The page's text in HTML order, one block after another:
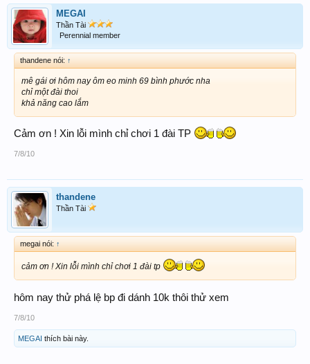
MEGAI
Thần Tài
Perennial member
thandene nói: ↑
mê gái ơi hôm nay ôm eo minh 69 bình phước nha
chỉ một đài thoi
khả năng cao lắm
Cảm ơn ! Xin lỗi mình chỉ chơi 1 đài TP
7/8/10
thandene
Thần Tài
megai nói: ↑
cảm ơn ! Xin lỗi mình chỉ chơi 1 đài tp
hôm nay thử phá lệ bp đi dánh 10k thôi thử xem
7/8/10
MEGAI thích bài này.